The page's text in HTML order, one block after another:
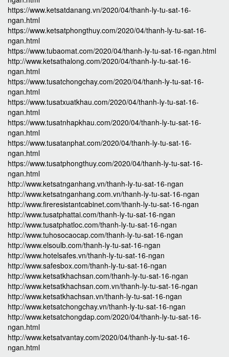
https://www.ketsatdanang.vn/2020/04/thanh-ly-tu-sat-16-
ngan.html
https://www.ketsatphongthuy.com/2020/04/thanh-ly-tu-sat-16-
ngan.html
https://www.tubaomat.com/2020/04/thanh-ly-tu-sat-16-ngan.html
http://www.ketsathalong.com/2020/04/thanh-ly-tu-sat-16-
ngan.html
https://www.tusatchongchay.com/2020/04/thanh-ly-tu-sat-16-
ngan.html
https://www.tusatxuatkhau.com/2020/04/thanh-ly-tu-sat-16-
ngan.html
https://www.tusatnhapkhau.com/2020/04/thanh-ly-tu-sat-16-
ngan.html
https://www.tusatanphat.com/2020/04/thanh-ly-tu-sat-16-
ngan.html
https://www.tusatphongthuy.com/2020/04/thanh-ly-tu-sat-16-
ngan.html
http://www.ketsatnganhang.vn/thanh-ly-tu-sat-16-ngan
http://www.ketsatnganhang.com.vn/thanh-ly-tu-sat-16-ngan
http://www.fireresistantcabinet.com/thanh-ly-tu-sat-16-ngan
http://www.tusatphattai.com/thanh-ly-tu-sat-16-ngan
http://www.tusatphatloc.com/thanh-ly-tu-sat-16-ngan
http://www.tuhosocaocap.com/thanh-ly-tu-sat-16-ngan
http://www.elsoulb.com/thanh-ly-tu-sat-16-ngan
http://www.hotelsafes.vn/thanh-ly-tu-sat-16-ngan
http://www.safesbox.com/thanh-ly-tu-sat-16-ngan
http://www.ketsatkhachsan.com/thanh-ly-tu-sat-16-ngan
http://www.ketsatkhachsan.com.vn/thanh-ly-tu-sat-16-ngan
http://www.ketsatkhachsan.vn/thanh-ly-tu-sat-16-ngan
http://www.ketsatchongchay.vn/thanh-ly-tu-sat-16-ngan
http://www.ketsatchongdap.com/2020/04/thanh-ly-tu-sat-16-
ngan.html
http://www.ketsatvantay.com/2020/04/thanh-ly-tu-sat-16-
ngan.html